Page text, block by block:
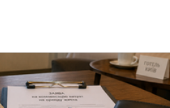
хто з парламентарів
гарантія та хто нею